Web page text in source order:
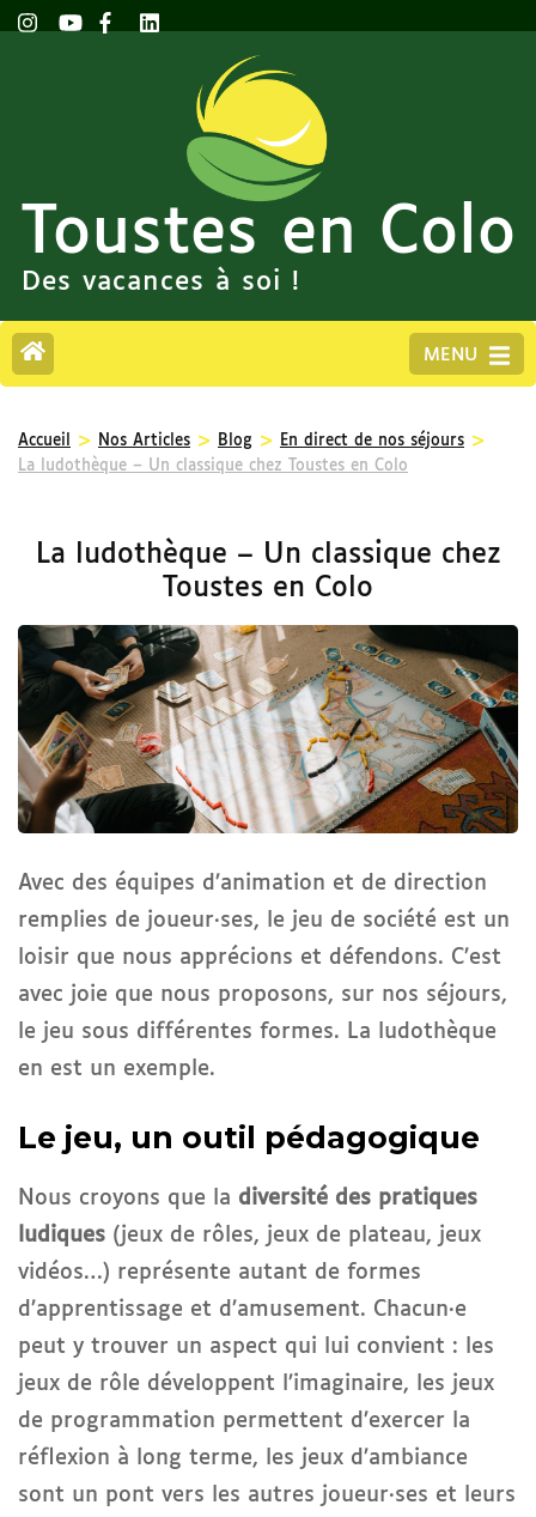
Toustes en Colo
Des vacances à soi !
MENU
Accueil > Nos Articles > Blog > En direct de nos séjours >
La ludothèque – Un classique chez Toustes en Colo
La ludothèque – Un classique chez
Toustes en Colo
Avec des équipes d’animation et de direction
remplies de joueur·ses, le jeu de société est un
loisir que nous apprécions et défendons. C’est
avec joie que nous proposons, sur nos séjours,
le jeu sous différentes formes. La ludothèque
en est un exemple.
Le jeu, un outil pédagogique
Nous croyons que la diversité des pratiques
ludiques (jeux de rôles, jeux de plateau, jeux
vidéos…) représente autant de formes
d’apprentissage et d’amusement. Chacun·e
peut y trouver un aspect qui lui convient : les
jeux de rôle développent l’imaginaire, les jeux
de programmation permettent d’exercer la
réflexion à long terme, les jeux d’ambiance
sont un pont vers les autres joueur·ses et leurs